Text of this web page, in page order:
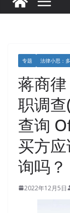
专题 法律小思：
蒋商
职调
查询
买方
询吗？
2022年12月5日